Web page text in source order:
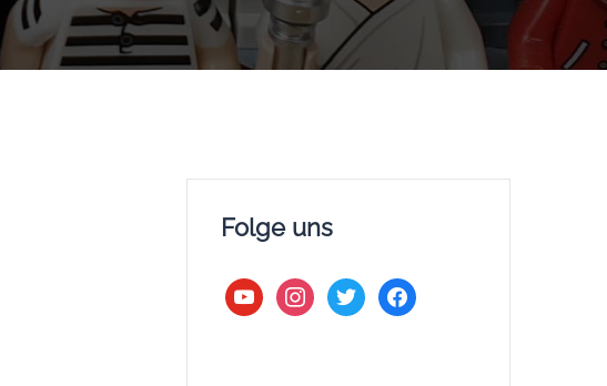
Folge uns
youtubeinstagram
twitter facebook